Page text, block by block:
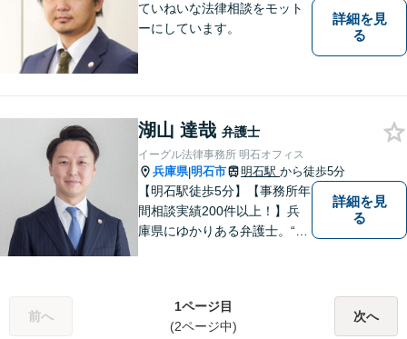
ていねいな法律相談をモット
ーにしています。
詳細を見
る
湖山 達哉 弁護士
イーグル法律事務所 明石オフィス
兵庫県|明石市 明石駅 から徒歩5分
【明石駅徒歩5分】【事務所年
間相談実績200件以上！】兵
庫県にゆかりある弁護士。“プ
題にも迅速に対応いたしま
す。【初回無料相談】
詳細を見
る
前へ
1ページ目
(2ページ中)
次へ